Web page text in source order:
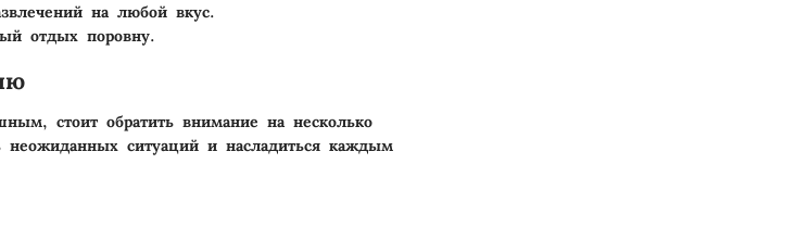
на любой вкус.
отдых поровну.
стоит обратить внимание на несколько
неожиданных ситуаций и насладиться каждым